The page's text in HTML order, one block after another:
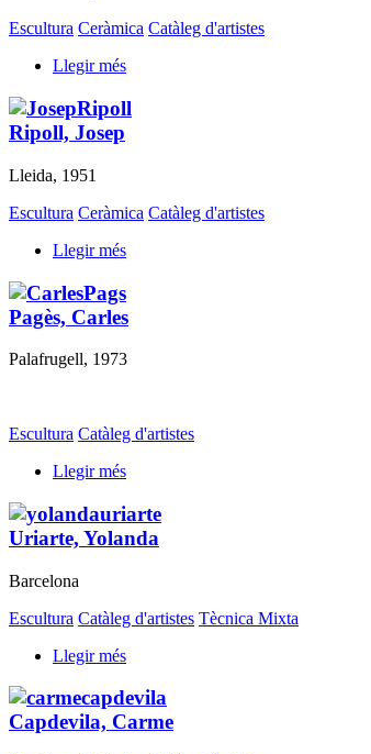
Escultura Ceràmica Catàleg d'artistes
Llegir més
Ripoll, Josep
Lleida, 1951
Escultura Ceràmica Catàleg d'artistes
Llegir més
Pagès, Carles
Palafrugell, 1973
Escultura Catàleg d'artistes
Llegir més
Uriarte, Yolanda
Barcelona
Escultura Catàleg d'artistes Tècnica Mixta
Llegir més
Capdevila, Carme